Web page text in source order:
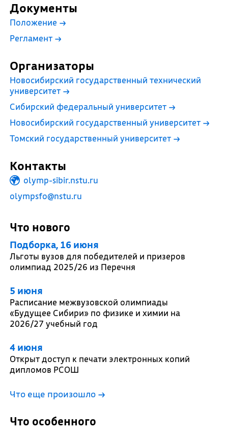
Документы
Положение →
Регламент →
Организаторы
Новосибирский государственный технический
университет →
Сибирский федеральный университет →
Новосибирский государственный университет →
Томский государственный университет →
Контакты
olymp-sibir.nstu.ru
olympsfo@nstu.ru
Что нового
Подборка, 16 июня
Льготы вузов для победителей и призеров
олимпиад 2025/26 из Перечня
5 июня
Расписание межвузовской олимпиады
«Будущее Сибири» по физике и химии на
2026/27 учебный год
4 июня
Открыт доступ к печати электронных копий
дипломов РСОШ
Что еще произошло →
Что особенного